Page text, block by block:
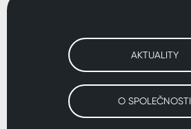
AKTUALITY
O SPOLEČNOSTI